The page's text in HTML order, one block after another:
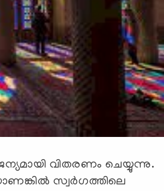
വിതരണം ചെയ്യുന്നു.
സ്വർഗത്തിലെ